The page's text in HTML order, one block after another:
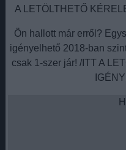
A LETÖLTHETŐ
Ön hallott már erről?
igényelhető 2018-ban
csak 1-szer jár! /ITT A